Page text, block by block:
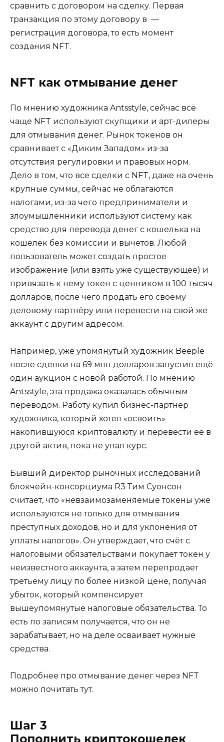
сравнить с договором на сделку. Первая
транзакция по этому договору в —
регистрация договора, то есть момент
создания NFT.
NFT как отмывание денег
По мнению художника Antsstyle, сейчас всё
чаще NFT используют скупщики и арт-дилеры
для отмывания денег. Рынок токенов он
сравнивает с «Диким Западом» из-за
отсутствия регулировки и правовых норм.
Дело в том, что все сделки с NFT, даже на очень
крупные суммы, сейчас не облагаются
налогами, из-за чего предприниматели и
злоумышленники используют систему как
средство для перевода денег с кошелька на
кошелёк без комиссии и вычетов. Любой
пользователь может создать простое
изображение (или взять уже существующее) и
привязать к нему токен с ценником в 100 тысяч
долларов, после чего продать его своему
деловому партнёру или перевести на свой же
аккаунт с другим адресом.
Например, уже упомянутый художник Beeple
после сделки на 69 млн долларов запустил ещё
один аукцион с новой работой. По мнению
Antsstyle, эта продажа оказалась обычным
переводом. Работу купил бизнес-партнёр
художника, который хотел «освоить»
накопившуюся криптовалюту и перевести её в
другой актив, пока не упал курс.
Бывший директор рыночных исследований
блокчейн-консорциума R3 Тим Суонсон
считает, что «невзаимозаменяемые токены уже
используются не только для отмывания
преступных доходов, но и для уклонения от
уплаты налогов». Он утверждает, что счёт с
налоговыми обязательствами покупает токен у
неизвестного аккаунта, а затем перепродает
третьему лицу по более низкой цене, получая
убыток, который компенсирует
вышеупомянутые налоговые обязательства. То
есть по записям получается, что он не
зарабатывает, но на деле осваивает нужные
средства.
Подробнее про отмывание денег через NFT
можно почитать тут.
Шаг 3
Пополнить криптокошелек